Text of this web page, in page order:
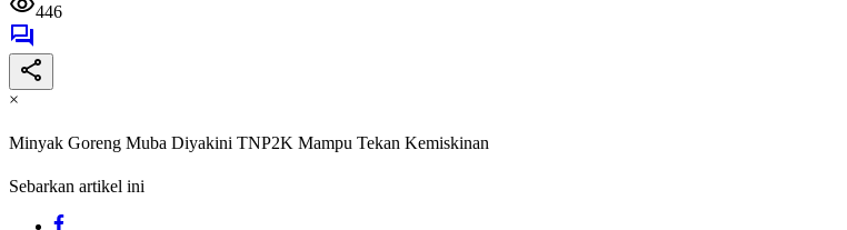
446
×
Minyak Goreng Muba Diyakini TNP2K Mampu Tekan Kemiskinan
Sebarkan artikel ini